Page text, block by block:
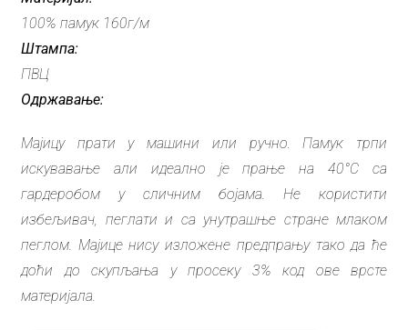
100% памук 160г/м
Штампа:
ПВЦ
Одржавање:
Мајицу прати у машини или ручно. Памук трпи
искувавање али идеално је прање на 40°C са
гардеробом у сличним бојама. Не користити
избељивач, пеглати и са унутрашње стране млаком
пеглом. Мајице нису изложене предпрању тако да ће
доћи до скупљања у просеку 3% код ове врсте
материјала.